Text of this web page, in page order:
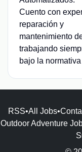
Cuento con
reparación y
mantenimiento
trabajando
bajo la
RSS•All Jobs•
Outdoor Adventure